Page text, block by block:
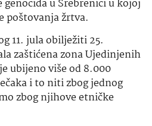
u Srebrenici u kojoj
poštovanja žrtva.
11. jula obilježiti 25.
zaštićena zona Ujedinjenih
ubijeno više od 8.000
i to niti zbog jednog
zbog njihove etničke